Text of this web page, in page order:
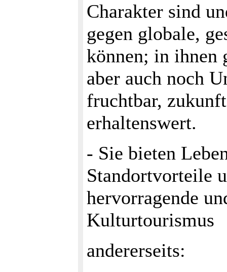
Charakter sind
gegen globale,
können; in ihnen
aber auch noch
fruchtbar,
erhaltenswert.
- Sie bieten
Standortvorteile
hervorragende
Kulturtourismus
andererseits: